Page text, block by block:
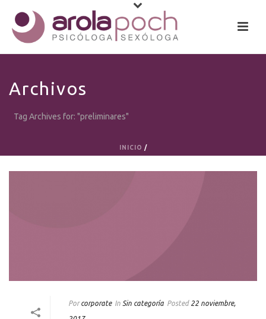
Archivos
Tag Archives for: "preliminares"
INICIO /
Por corporate In Sin categoría Posted 22 noviembre,